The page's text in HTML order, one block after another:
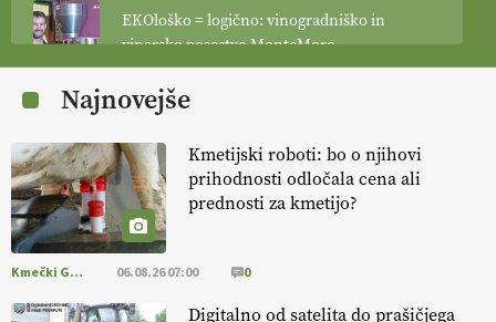
EKOloško = logično: vinogradniško in
vinarsko posestvo MonteMoro
EKOloško = logično: ekološka kmetija
EKOloško = logično: ekološka kmetija
HOMAR
EKOloško = logično: VLOG Ekološko
kmetijstvo brez škropljenja?
Najnovejše
Kmetijski roboti: bo o njihovi
prihodnosti odločala cena ali
prednosti za kmetijo?
Kmečki Glas 06.08.26 07:00 0
Digitalno od satelita do prašičjega